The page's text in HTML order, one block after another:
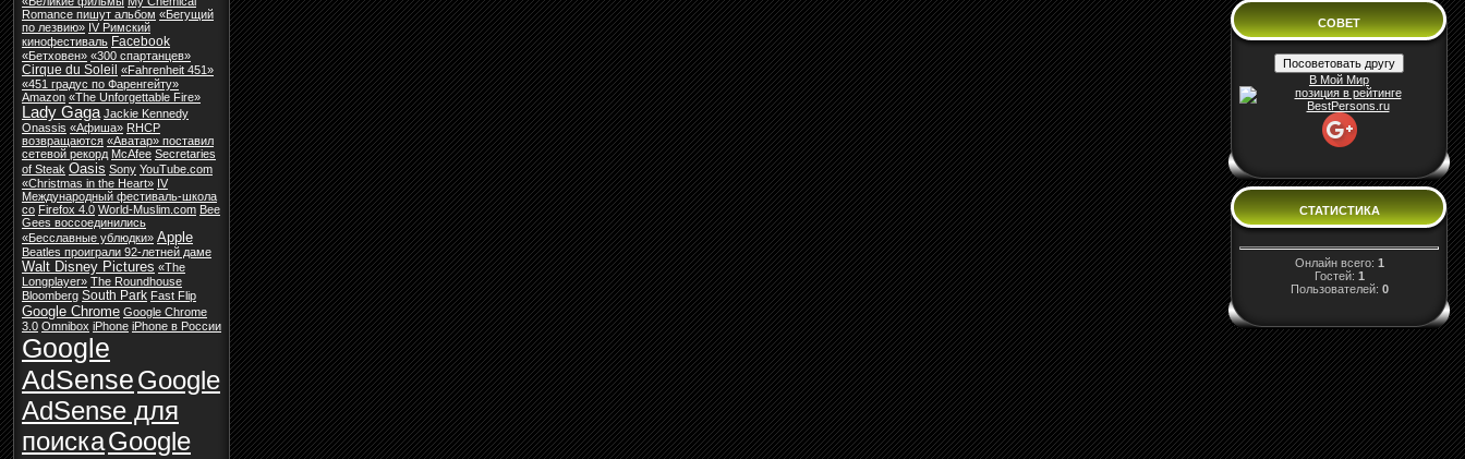
Romance пишут альбом «Бегущий
по лезвию» IV Римский
кинофестиваль Facebook
«Бетховен» «300 спартанцев»
Cirque du Soleil «Fahrenheit 451»
«451 градус по Фаренгейту»
Amazon «The Unforgettable Fire»
Lady Gaga Jackie Kennedy
Onassis «Афиша» RHCP
возвращаются «Аватар» поставил
сетевой рекорд McAfee Secretaries
of Steak Oasis Sony YouTube.com
«Christmas in the Heart» IV
Международный фестиваль-школа
со Firefox 4.0 World-Muslim.com Bee
Gees воссоединились
«Бесславные ублюдки» Apple
Beatles проиграли 92-летней даме
Walt Disney Pictures «The
Longplayer» The Roundhouse
Bloomberg South Park Fast Flip
Google Chrome Google Chrome
3.0 Omnibox iPhone iPhone в России
Google
AdSenseGoogle
AdSense для
поискаGoogle
СОВЕТ
В Мой Мир
СТАТИСТИКА
Онлайн всего: 1
Гостей: 1
Пользователей: 0